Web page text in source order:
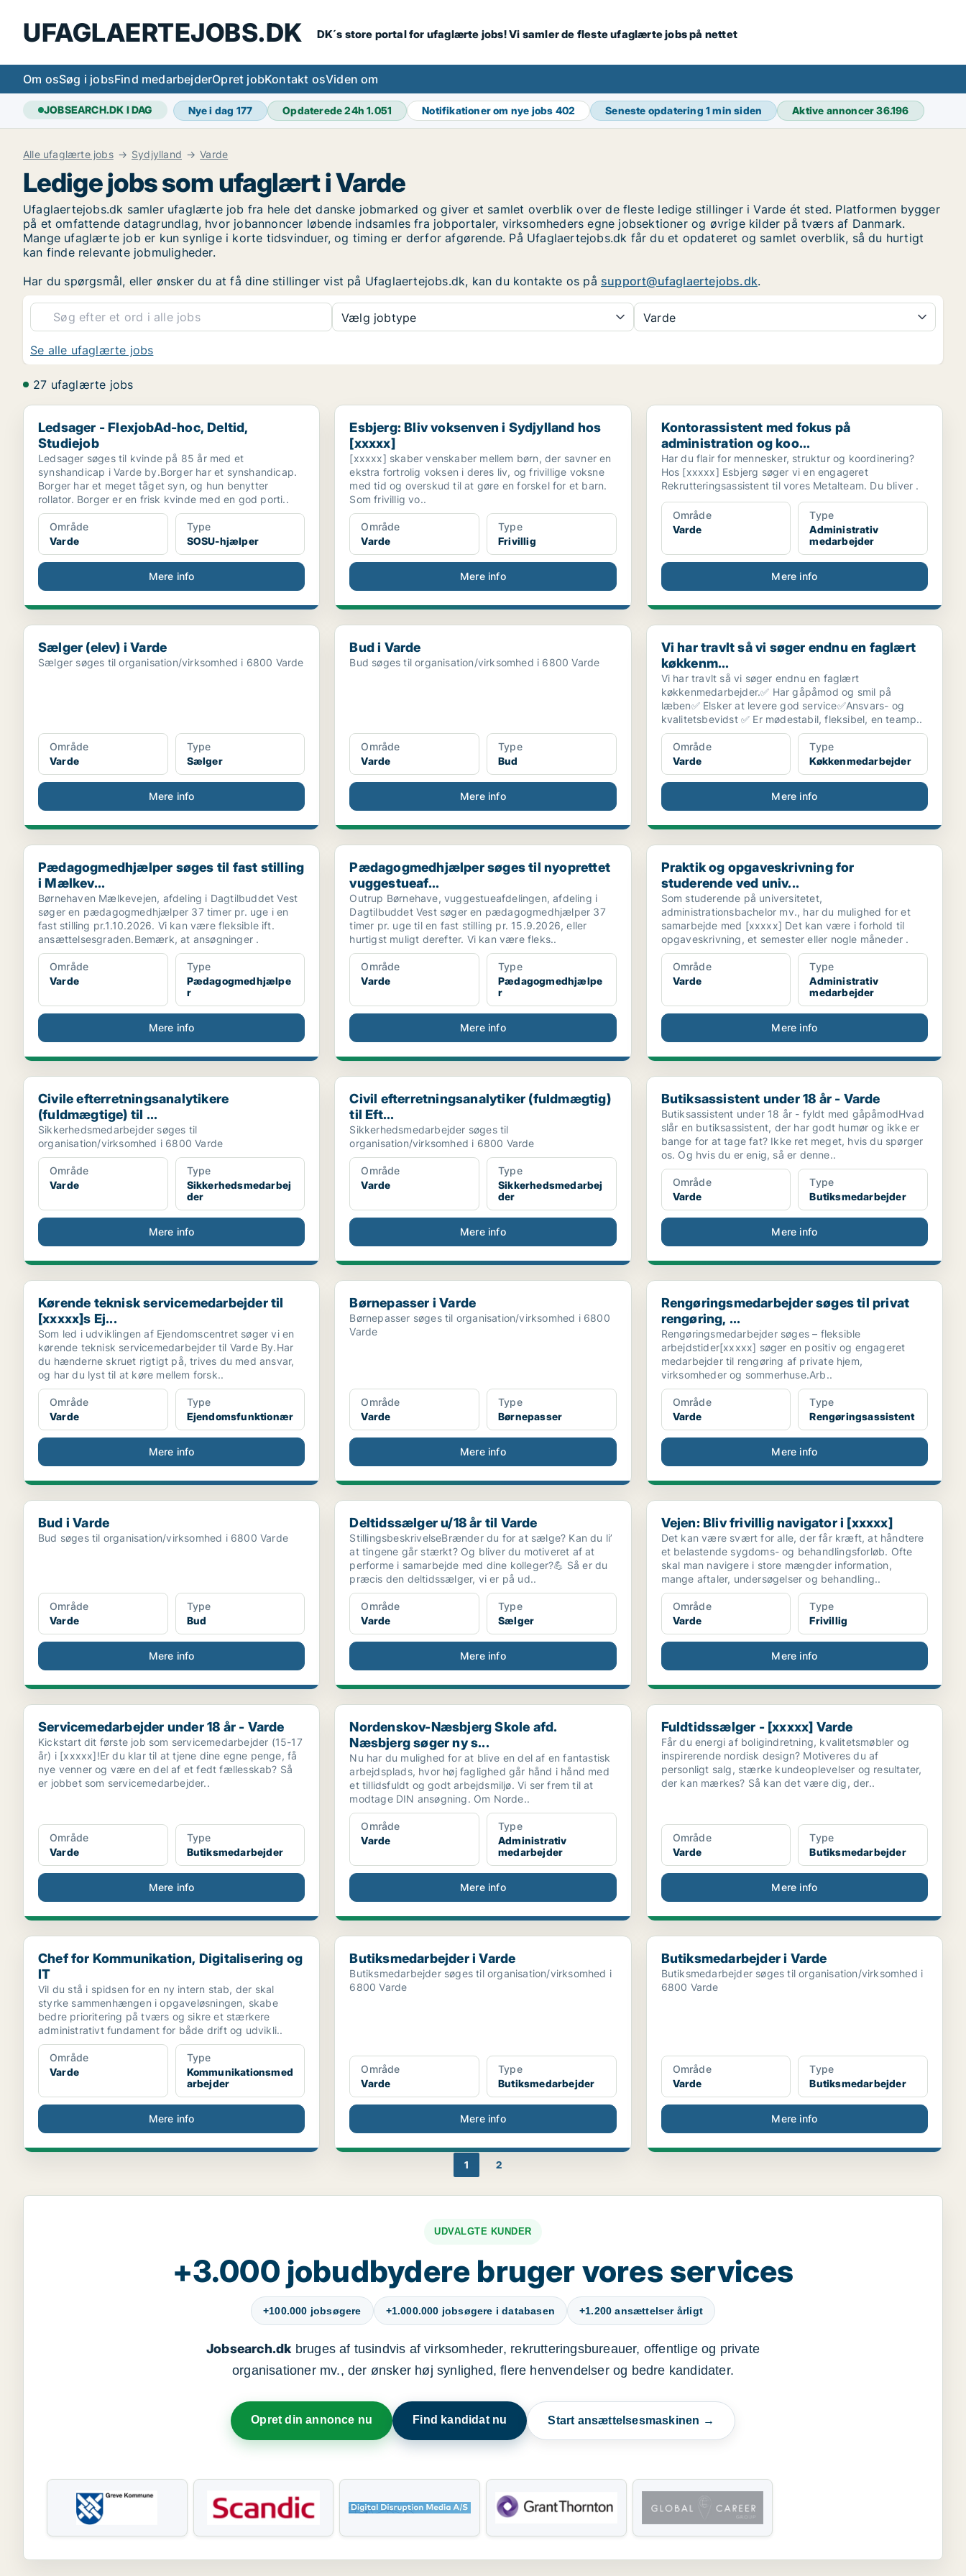
UFAGLAERTEJOBS.DK DK´s store portal for ufaglærte jobs! Vi samler de fleste ufaglærte jobs på nettet
Om osSøg i jobsFind medarbejderOpret jobKontakt osViden om
JOBSEARCH.DK I DAG Nye i dag 177 Opdaterede 24h1.051 Notifikationer om nye jobs 402 Seneste opdatering1 min siden Aktive annoncer36.196
Alle ufaglærte jobs Sydjylland Varde
Ledige jobs som ufaglært i Varde
Ufaglaertejobs.dk samler ufaglærte job fra hele det danske jobmarked og giver et samlet overblik over de fleste ledige stillinger i Varde ét sted. Platformen bygger
på et omfattende datagrundlag, hvor jobannoncer løbende indsamles fra jobportaler, virksomheders egne jobsektioner og øvrige kilder på tværs af Danmark.
Mange ufaglærte job er kun synlige i korte tidsvinduer, og timing er derfor afgørende. På Ufaglaertejobs.dk får du et opdateret og samlet overblik, så du hurtigt
kan finde relevante jobmuligheder.
Har du spørgsmål, eller ønsker du at få dine stillinger vist på Ufaglaertejobs.dk, kan du kontakte os på support@ufaglaertejobs.dk.
Vælg jobtype Varde
Se alle ufaglærte jobs
27 ufaglærte jobs
Ledsager - FlexjobAd-hoc, Deltid, Studiejob
Ledsager - FlexjobAd-hoc, Deltid,
Studiejob
Ledsager søges til kvinde på 85 år med et
synshandicap i Varde by.Borger har et synshandicap.
Borger har et meget tåget syn, og hun benytter
rollator. Borger er en frisk kvinde med en god porti..
Område
Varde
Type
SOSU-hjælper
Mere info
Esbjerg: Bliv voksenven i Sydjylland hos [xxxxx]
Esbjerg: Bliv voksenven i Sydjylland hos
[xxxxx]
[xxxxx] skaber venskaber mellem børn, der savner en
ekstra fortrolig voksen i deres liv, og frivillige voksne
med tid og overskud til at gøre en forskel for et barn.
Som frivillig vo..
Område
Varde
Type
Frivillig
Mere info
Kontorassistent med fokus på administration og koo...
Kontorassistent med fokus på
administration og koo...
Har du flair for mennesker, struktur og koordinering?
Hos [xxxxx] Esbjerg søger vi en engageret
Rekrutteringsassistent til vores Metalteam. Du bliver .
Område
Varde
Type
Administrativ
medarbejder
Mere info
Sælger (elev) i Varde
Sælger (elev) i Varde
Sælger søges til organisation/virksomhed i 6800 Varde
Område
Varde
Type
Sælger
Mere info
Bud i Varde
Bud i Varde
Bud søges til organisation/virksomhed i 6800 Varde
Område
Varde
Type
Bud
Mere info
Vi har travlt så vi søger endnu en faglært køkkenm...
Vi har travlt så vi søger endnu en faglært
køkkenm...
Vi har travlt så vi søger endnu en faglært
køkkenmedarbejder.✅ Har gåpåmod og smil på
læben✅ Elsker at levere god service✅Ansvars- og
kvalitetsbevidst ✅ Er mødestabil, fleksibel, en teamp..
Område
Varde
Type
Køkkenmedarbejder
Mere info
Pædagogmedhjælper søges til fast stilling i Mælkev...
Pædagogmedhjælper søges til fast stilling
i Mælkev...
Børnehaven Mælkevejen, afdeling i Dagtilbuddet Vest
søger en pædagogmedhjælper 37 timer pr. uge i en
fast stilling pr.1.10.2026. Vi kan være fleksible ift.
ansættelsesgraden.Bemærk, at ansøgninger .
Område
Varde
Type
Pædagogmedhjælpe
r
Mere info
Pædagogmedhjælper søges til nyoprettet vuggestueaf...
Pædagogmedhjælper søges til nyoprettet
vuggestueaf...
Outrup Børnehave, vuggestueafdelingen, afdeling i
Dagtilbuddet Vest søger en pædagogmedhjælper 37
timer pr. uge til en fast stilling pr. 15.9.2026, eller
hurtigst muligt derefter. Vi kan være fleks..
Område
Varde
Type
Pædagogmedhjælpe
r
Mere info
Praktik og opgaveskrivning for studerende ved univ...
Praktik og opgaveskrivning for
studerende ved univ...
Som studerende på universitetet,
administrationsbachelor mv., har du mulighed for et
samarbejde med [xxxxx] Det kan være i forhold til
opgaveskrivning, et semester eller nogle måneder .
Område
Varde
Type
Administrativ
medarbejder
Mere info
Civile efterretningsanalytikere (fuldmægtige) til ...
Civile efterretningsanalytikere
(fuldmægtige) til ...
Sikkerhedsmedarbejder søges til
organisation/virksomhed i 6800 Varde
Område
Varde
Type
Sikkerhedsmedarbej
der
Mere info
Civil efterretningsanalytiker (fuldmægtig) til Eft...
Civil efterretningsanalytiker (fuldmægtig)
til Eft...
Sikkerhedsmedarbejder søges til
organisation/virksomhed i 6800 Varde
Område
Varde
Type
Sikkerhedsmedarbej
der
Mere info
Butiksassistent under 18 år - Varde
Butiksassistent under 18 år - Varde
Butiksassistent under 18 år - fyldt med gåpåmodHvad
slår en butiksassistent, der har godt humør og ikke er
bange for at tage fat? Ikke ret meget, hvis du spørger
os. Og hvis du er enig, så er denne..
Område
Varde
Type
Butiksmedarbejder
Mere info
Kørende teknisk servicemedarbejder til [xxxxx]s Ej...
Kørende teknisk servicemedarbejder til
[xxxxx]s Ej...
Som led i udviklingen af Ejendomscentret søger vi en
kørende teknisk servicemedarbejder til Varde By.Har
du hænderne skruet rigtigt på, trives du med ansvar,
og har du lyst til at køre mellem forsk..
Område
Varde
Type
Ejendomsfunktionær
Mere info
Børnepasser i Varde
Børnepasser i Varde
Børnepasser søges til organisation/virksomhed i 6800
Varde
Område
Varde
Type
Børnepasser
Mere info
Rengøringsmedarbejder søges til privat rengøring, ...
Rengøringsmedarbejder søges til privat
rengøring, ...
Rengøringsmedarbejder søges – fleksible
arbejdstider[xxxxx] søger en positiv og engageret
medarbejder til rengøring af private hjem,
virksomheder og sommerhuse.Arb..
Område
Varde
Type
Rengøringsassistent
Mere info
Bud i Varde
Bud i Varde
Bud søges til organisation/virksomhed i 6800 Varde
Område
Varde
Type
Bud
Mere info
Deltidssælger u/18 år til Varde
Deltidssælger u/18 år til Varde
StillingsbeskrivelseBrænder du for at sælge? Kan du li’
at tingene går stærkt? Og bliver du motiveret af at
performe i samarbejde med dine kolleger?💪 Så er du
præcis den deltidssælger, vi er på ud..
Område
Varde
Type
Sælger
Mere info
Vejen: Bliv frivillig navigator i [xxxxx]
Vejen: Bliv frivillig navigator i [xxxxx]
Det kan være svært for alle, der får kræft, at håndtere
et belastende sygdoms- og behandlingsforløb. Ofte
skal man navigere i store mængder information,
mange aftaler, undersøgelser og behandling..
Område
Varde
Type
Frivillig
Mere info
Servicemedarbejder under 18 år - Varde
Servicemedarbejder under 18 år - Varde
Kickstart dit første job som servicemedarbejder (15-17
år) i [xxxxx]!Er du klar til at tjene dine egne penge, få
nye venner og være en del af et fedt fællesskab? Så
er jobbet som servicemedarbejder..
Område
Varde
Type
Butiksmedarbejder
Mere info
Nordenskov-Næsbjerg Skole afd. Næsbjerg søger ny s...
Nordenskov-Næsbjerg Skole afd.
Næsbjerg søger ny s...
Nu har du mulighed for at blive en del af en fantastisk
arbejdsplads, hvor høj faglighed går hånd i hånd med
et tillidsfuldt og godt arbejdsmiljø. Vi ser frem til at
modtage DIN ansøgning. Om Norde..
Område
Varde
Type
Administrativ
medarbejder
Mere info
Fuldtidssælger - [xxxxx] Varde
Fuldtidssælger - [xxxxx] Varde
Får du energi af boligindretning, kvalitetsmøbler og
inspirerende nordisk design? Motiveres du af
personligt salg, stærke kundeoplevelser og resultater,
der kan mærkes? Så kan det være dig, der..
Område
Varde
Type
Butiksmedarbejder
Mere info
Chef for Kommunikation, Digitalisering og IT
Chef for Kommunikation, Digitalisering og
IT
Vil du stå i spidsen for en ny intern stab, der skal
styrke sammenhængen i opgaveløsningen, skabe
bedre prioritering på tværs og sikre et stærkere
administrativt fundament for både drift og udvikli..
Område
Varde
Type
Kommunikationsmed
arbejder
Mere info
Butiksmedarbejder i Varde
Butiksmedarbejder i Varde
Butiksmedarbejder søges til organisation/virksomhed i
6800 Varde
Område
Varde
Type
Butiksmedarbejder
Mere info
Butiksmedarbejder i Varde
Butiksmedarbejder i Varde
Butiksmedarbejder søges til organisation/virksomhed i
6800 Varde
Område
Varde
Type
Butiksmedarbejder
Mere info
1 2
UDVALGTE KUNDER
+3.000 jobudbydere bruger vores services
+100.000 jobsøgere +1.000.000 jobsøgere i databasen +1.200 ansættelser årligt
Jobsearch.dkbruges af tusindvis af virksomheder, rekrutteringsbureauer, offentlige og private
organisationer mv., der ønsker høj synlighed, flere henvendelser og bedre kandidater.
Opret din annonce nu Find kandidat nu Start ansættelsesmaskinen →